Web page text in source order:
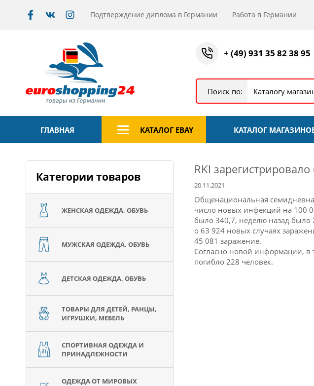
Подтверждение диплома в Германии Работа в Германии
+ (49) 931 35 82 38 95
Поиск по: Каталогу
ГЛАВНАЯ КАТАЛОГ EBAY КАТАЛОГ
Категории товаров
ЖЕНСКАЯ ОДЕЖДА, ОБУВЬ
МУЖСКАЯ ОДЕЖДА, ОБУВЬ
ДЕТСКАЯ ОДЕЖДА, ОБУВЬ
ТОВАРЫ ДЛЯ ДЕТЕЙ, РАНЦЫ,
ИГРУШКИ, МЕБЕЛЬ
СПОРТИВНАЯ ОДЕЖДА И
ПРИНАДЛЕЖНОСТИ
ОДЕЖДА ОТ МИРОВЫХ
RKI
20.11.2021
Общенациональная
число новых инфекций на 100
было 340,7, неделю назад было
о 63 924 новых случаях
45 081 заражение.
Согласно новой информации, в
погибло 228 человек.